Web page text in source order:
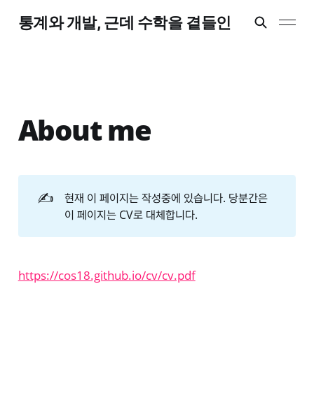
통계와 개발, 근데 수학을 곁들인
About me
✍️
현재 이 페이지는 작성중에 있습니다. 당분간은
이 페이지는 CV로 대체합니다.
https://cos18.github.io/cv/cv.pdf